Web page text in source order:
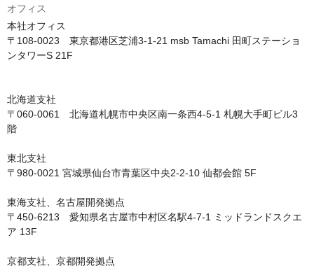
オフィス
本社オフィス
〒108-0023　東京都港区芝浦3-1-21 msb Tamachi 田町ステーショ
ンタワーS 21F
北海道支社
〒060-0061　北海道札幌市中央区南一条西4-5-1 札幌大手町ビル3
階
東北支社
〒980-0021 宮城県仙台市青葉区中央2-2-10 仙都会館 5F
東海支社、名古屋開発拠点
〒450-6213　愛知県名古屋市中村区名駅4-7-1 ミッドランドスクエ
ア 13F
京都支社、京都開発拠点